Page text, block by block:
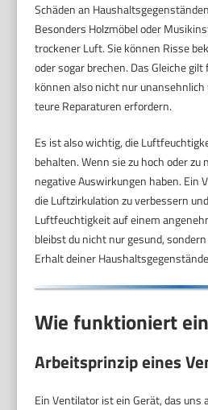
Schäden an
Besonders Holzmöbel oder
trockener Luft. Sie können Risse
oder sogar brechen. Das Gleiche gilt
können also nicht nur
teure Reparaturen erfordern.
Es ist also wichtig, die
behalten. Wenn sie zu hoch oder zu
negative Auswirkungen haben. Ein
die Luftzirkulation zu verbessern
Luftfeuchtigkeit auf einem
bleibst du nicht nur gesund,
Erhalt deiner
Wie funktioniert
Arbeitsprinzip eines
Ein Ventilator ist ein Gerät, das uns